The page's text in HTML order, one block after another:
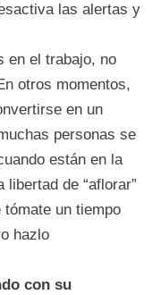
las alertas y
en el trabajo, no
otros momentos,
en un
personas se
están en la
de “aflorar”
un tiempo
hazlo
con su